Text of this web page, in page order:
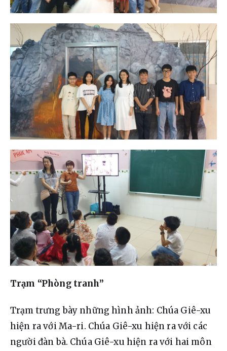
Trạm “Phòng tranh”
Trạm trưng bày những hình ảnh: Chúa Giê-xu
hiện ra với Ma-ri. Chúa Giê-xu hiện ra với các
người đàn bà. Chúa Giê-xu hiện ra với hai môn